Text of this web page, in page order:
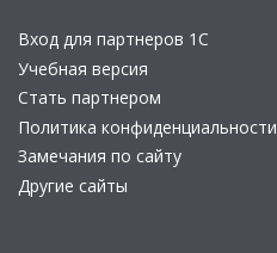
Вход для партнеров 1С
Учебная версия
Стать партнером
Политика конфиденциальности
Замечания по сайту
Другие сайты